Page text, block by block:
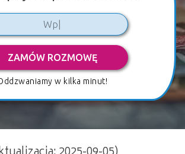
ZAMÓW ROZMOWĘ
w kilka minut!
ustawy: trzy proste